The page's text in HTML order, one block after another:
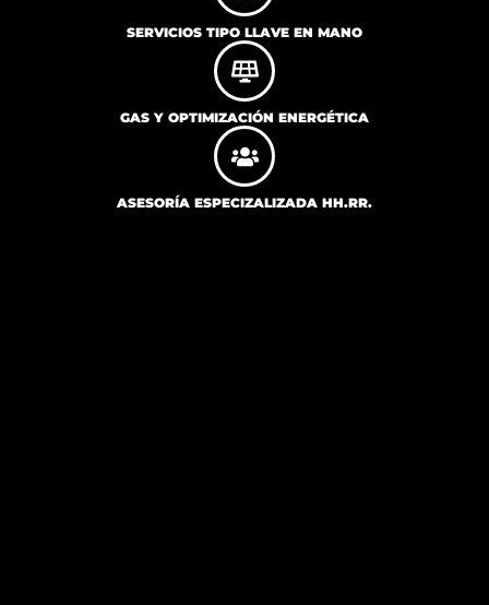
SERVICIOS TIPO LLAVE EN MANO
GAS Y OPTIMIZACIÓN ENERGÉTICA
ASESORÍA ESPECIZALIZADA HH.RR.